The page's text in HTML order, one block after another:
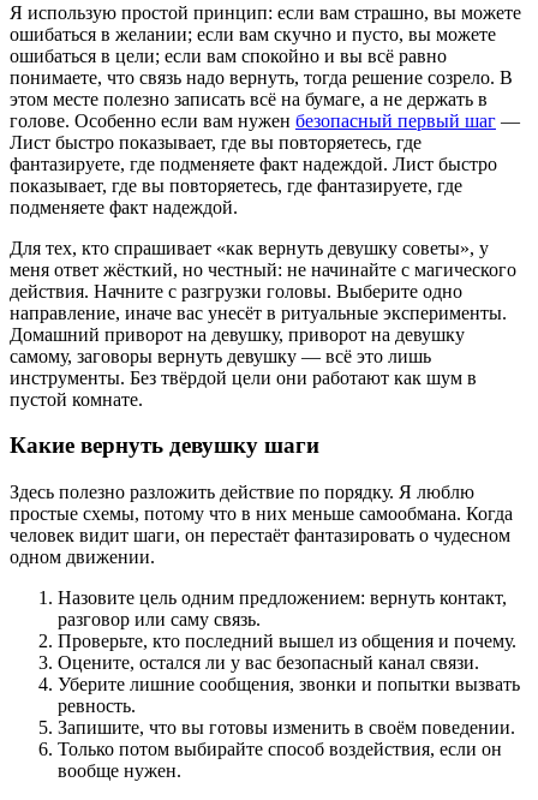
Я использую простой принцип: если вам страшно, вы можете
ошибаться в желании; если вам скучно и пусто, вы можете
ошибаться в цели; если вам спокойно и вы всё равно
понимаете, что связь надо вернуть, тогда решение созрело. В
этом месте полезно записать всё на бумаге, а не держать в
голове. Особенно если вам нужен безопасный первый шаг —
Лист быстро показывает, где вы повторяетесь, где
фантазируете, где подменяете факт надеждой. Лист быстро
показывает, где вы повторяетесь, где фантазируете, где
подменяете факт надеждой.
Для тех, кто спрашивает «как вернуть девушку советы», у
меня ответ жёсткий, но честный: не начинайте с магического
действия. Начните с разгрузки головы. Выберите одно
направление, иначе вас унесёт в ритуальные эксперименты.
Домашний приворот на девушку, приворот на девушку
самому, заговоры вернуть девушку — всё это лишь
инструменты. Без твёрдой цели они работают как шум в
пустой комнате.
Какие вернуть девушку шаги
Здесь полезно разложить действие по порядку. Я люблю
простые схемы, потому что в них меньше самообмана. Когда
человек видит шаги, он перестаёт фантазировать о чудесном
одном движении.
Назовите цель одним предложением: вернуть контакт,
разговор или саму связь.
Проверьте, кто последний вышел из общения и почему.
Оцените, остался ли у вас безопасный канал связи.
Уберите лишние сообщения, звонки и попытки вызвать
ревность.
Запишите, что вы готовы изменить в своём поведении.
Только потом выбирайте способ воздействия, если он
вообще нужен.